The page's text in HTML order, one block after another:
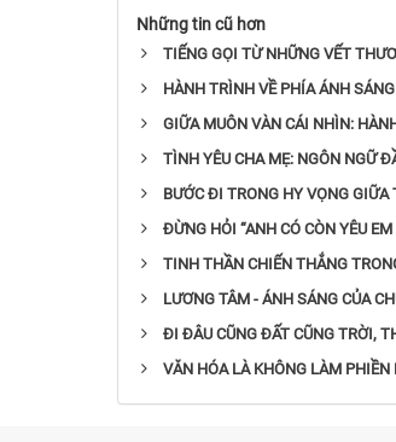
Những tin cũ hơn
TIẾNG GỌI TỪ NHỮNG VẾT
HÀNH TRÌNH VỀ PHÍA ÁNH
GIỮA MUÔN VÀN CÁI NHÌN:
TÌNH YÊU CHA MẸ: NGÔN NGỮ
BƯỚC ĐI TRONG HY VỌNG GIỮA
ĐỪNG HỎI “ANH CÓ CÒN YÊU
TINH THẦN CHIẾN THẮNG
LƯƠNG TÂM - ÁNH SÁNG CỦA
ĐI ĐÂU CŨNG ĐẤT CŨNG TRỜI,
VĂN HÓA LÀ KHÔNG LÀM PHIỀN